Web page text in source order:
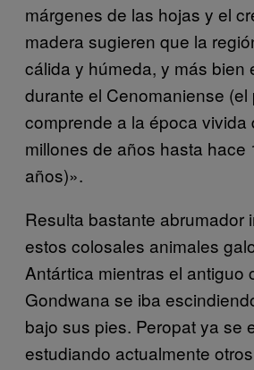
márgenes de las hojas y el
madera sugieren que la
cálida y húmeda, y más bien
durante el Cenomaniense (el
comprende a la época vivida
millones de años hasta hace
años)».
Resulta bastante abrumador
estos colosales animales
Antártica mientras el antiguo
Gondwana se iba
bajo sus pies. Peropat ya se
estudiando actualmente